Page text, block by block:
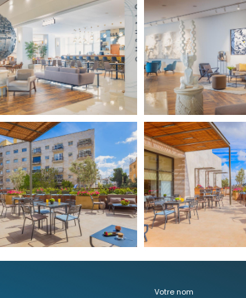
Votre nom